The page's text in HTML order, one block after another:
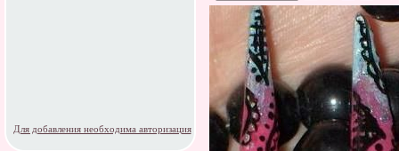
Для добавления необходима авторизация